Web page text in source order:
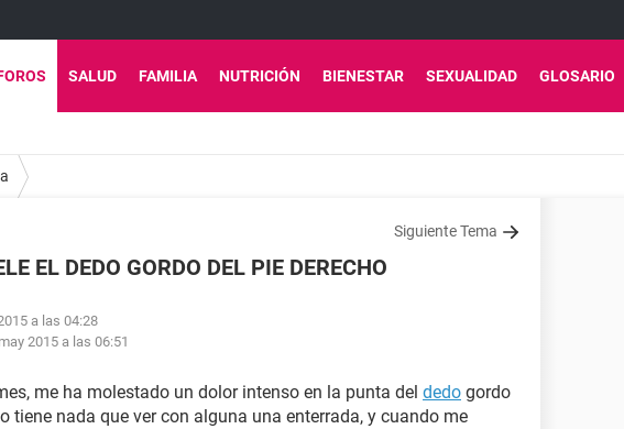
SALUD FAMILIA NUTRICIÓN BIENESTAR SEXUALIDAD GLOSARIO
Siguiente Tema
EL DEDO GORDO DEL PIE DERECHO
a las 04:28
2015 a las 06:51
me ha molestado un dolor intenso en la punta del dedo gordo
tiene nada que ver con alguna una enterrada, y cuando me